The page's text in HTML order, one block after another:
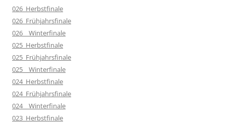
026_Herbstfinale
026_Frühjahrsfinale
026__Winterfinale
025_Herbstfinale
025_Frühjahrsfinale
025__Winterfinale
024_Herbstfinale
024_Frühjahrsfinale
024__Winterfinale
023_Herbstfinale